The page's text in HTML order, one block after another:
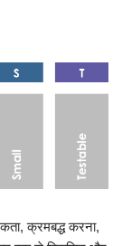
क्रमबद्ध करना,